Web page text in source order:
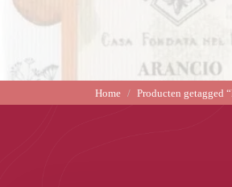
Home Producten getagged